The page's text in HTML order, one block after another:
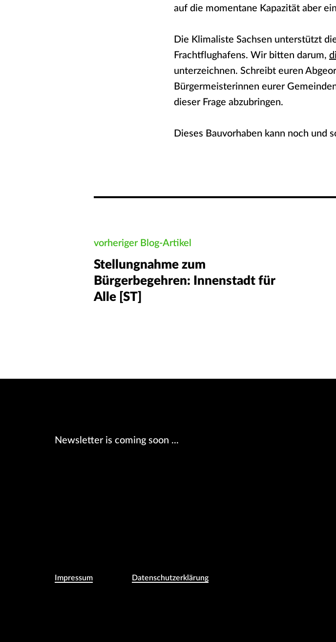
auf die momentane Kapazität aber
Die Klimaliste Sachsen unterstützt
Frachtflughafens. Wir bitten darum,
unterzeichnen. Schreibt euren
Bürgermeisterinnen eurer
dieser Frage abzubringen.
Dieses Bauvorhaben kann noch und
vorheriger Blog-Artikel
Stellungnahme zum
Bürgerbegehren: Innenstadt für
Alle [ST]
Newsletter is coming soon ...
Impressum Daten­schutz­erklärung